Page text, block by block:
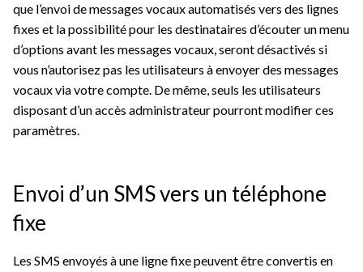
que l’envoi de messages vocaux automatisés vers des lignes
fixes et la possibilité pour les destinataires d’écouter un menu
d’options avant les messages vocaux, seront désactivés si
vous n’autorisez pas les utilisateurs à envoyer des messages
vocaux via votre compte. De même, seuls les utilisateurs
disposant d’un accès administrateur pourront modifier ces
paramètres.
Envoi d’un SMS vers un téléphone
fixe
Les SMS envoyés à une ligne fixe peuvent être convertis en